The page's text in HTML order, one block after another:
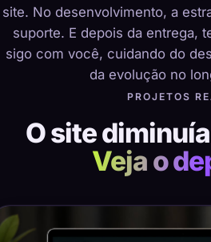
site. No desenvolvimento, a
suporte. E depois da entrega,
sigo com você, cuidando do
da evolução no
PROJETOS
O site
Veja o